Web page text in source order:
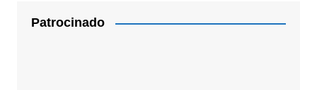
Patrocinado